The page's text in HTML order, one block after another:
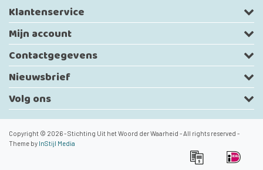
Klantenservice
Mijn account
Contactgegevens
Nieuwsbrief
Volg ons
Copyright © 2026 - Stichting Uit het Woord der Waarheid - All rights reserved -
Theme by InStijl Media